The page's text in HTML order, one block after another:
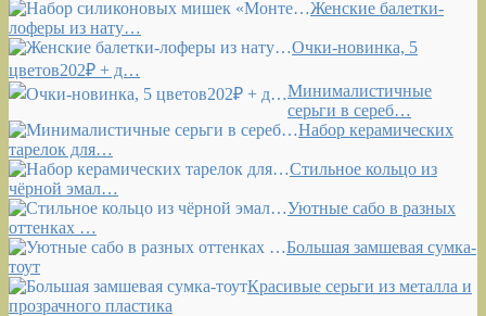
Женские балетки-
лоферы из нату…
Очки-новинка, 5
цветов202₽ + д…
Минималистичные
серьги в сереб…
Набор керамических
тарелок для…
Стильное кольцо из
чёрной эмал…
Уютные сабо в разных
оттенках …
Большая замшевая сумка-
тоут
Красивые серьги из металла и
прозрачного пластика